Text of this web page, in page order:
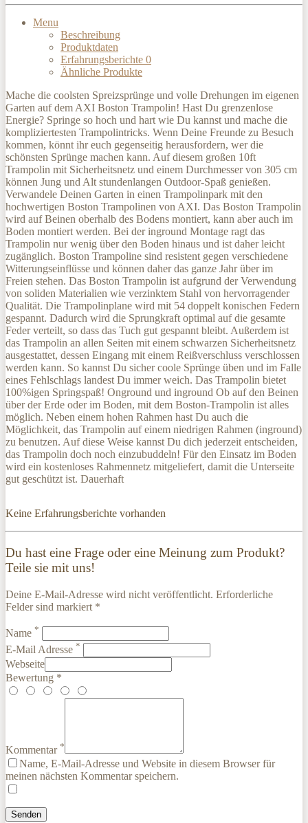
Menu
Beschreibung
Produktdaten
Erfahrungsberichte 0
Ähnliche Produkte
Mache die coolsten Spreizsprünge und volle Drehungen im eigenen
Garten auf dem AXI Boston Trampolin! Hast Du grenzenlose
Energie? Springe so hoch und hart wie Du kannst und mache die
kompliziertesten Trampolintricks. Wenn Deine Freunde zu Besuch
kommen, könnt ihr euch gegenseitig herausfordern, wer die
schönsten Sprünge machen kann. Auf diesem großen 10ft
Trampolin mit Sicherheitsnetz und einem Durchmesser von 305 cm
können Jung und Alt stundenlangen Outdoor-Spaß genießen.
Verwandele Deinen Garten in einen Trampolinpark mit den
hochwertigen Boston Trampolinen von AXI. Das Boston Trampolin
wird auf Beinen oberhalb des Bodens montiert, kann aber auch im
Boden montiert werden. Bei der inground Montage ragt das
Trampolin nur wenig über den Boden hinaus und ist daher leicht
zugänglich. Boston Trampoline sind resistent gegen verschiedene
Witterungseinflüsse und können daher das ganze Jahr über im
Freien stehen. Das Boston Trampolin ist aufgrund der Verwendung
von soliden Materialien wie verzinktem Stahl von hervorragender
Qualität. Die Trampolinplane wird mit 54 doppelt konischen Federn
gespannt. Dadurch wird die Sprungkraft optimal auf die gesamte
Feder verteilt, so dass das Tuch gut gespannt bleibt. Außerdem ist
das Trampolin an allen Seiten mit einem schwarzen Sicherheitsnetz
ausgestattet, dessen Eingang mit einem Reißverschluss verschlossen
werden kann. So kannst Du sicher coole Sprünge üben und im Falle
eines Fehlschlags landest Du immer weich. Das Trampolin bietet
100%igen Springspaß! Onground und inground Ob auf den Beinen
über der Erde oder im Boden, mit dem Boston-Trampolin ist alles
möglich. Neben einem hohen Rahmen hast Du auch die
Möglichkeit, das Trampolin auf einem niedrigen Rahmen (inground)
zu benutzen. Auf diese Weise kannst Du dich jederzeit entscheiden,
das Trampolin doch noch einzubuddeln! Für den Einsatz im Boden
wird ein kostenloses Rahmennetz mitgeliefert, damit die Unterseite
gut geschützt ist. Dauerhaft
Keine Erfahrungsberichte vorhanden
Du hast eine Frage oder eine Meinung zum Produkt?
Teile sie mit uns!
Deine E-Mail-Adresse wird nicht veröffentlicht. Erforderliche
Felder sind markiert *
Name *
E-Mail Adresse *
Webseite
Bewertung *
Kommentar *
Name, E-Mail-Adresse und Website in diesem Browser für
meinen nächsten Kommentar speichern.